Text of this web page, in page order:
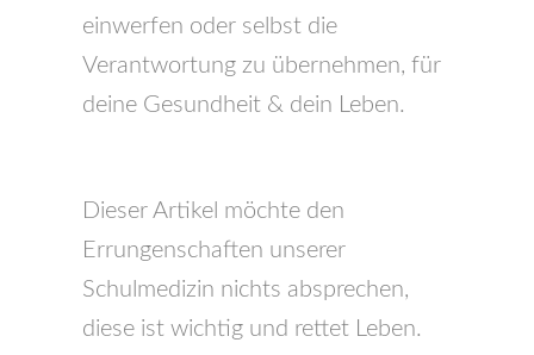
einwerfen oder selbst die
Verantwortung zu übernehmen, für
deine Gesundheit & dein Leben.
Dieser Artikel möchte den
Errungenschaften unserer
Schulmedizin nichts absprechen,
diese ist wichtig und rettet Leben.